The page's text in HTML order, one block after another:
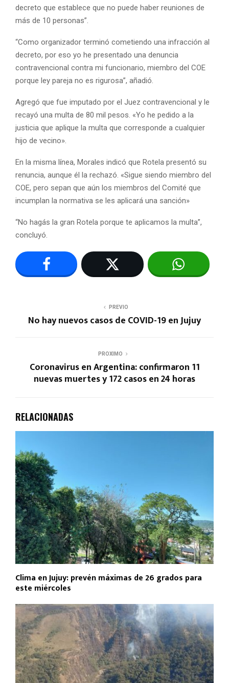
decreto que establece que no puede haber reuniones de
más de 10 personas”.
“Como organizador terminó cometiendo una infracción al
decreto, por eso yo he presentado una denuncia
contravencional contra mi funcionario, miembro del COE
porque ley pareja no es rigurosa”, añadió.
Agregó que fue imputado por el Juez contravencional y le
recayó una multa de 80 mil pesos. «Yo he pedido a la
justicia que aplique la multa que corresponde a cualquier
hijo de vecino».
En la misma línea, Morales indicó que Rotela presentó su
renuncia, aunque él la rechazó. «Sigue siendo miembro del
COE, pero sepan que aún los miembros del Comité que
incumplan la normativa se les aplicará una sanción»
“No hagás la gran Rotela porque te aplicamos la multa”,
concluyó.
PREVIO
No hay nuevos casos de COVID-19 en Jujuy
PROXIMO
Coronavirus en Argentina: confirmaron 11
nuevas muertes y 172 casos en 24 horas
RELACIONADAS
Clima en Jujuy: prevén máximas de 26 grados para
este miércoles